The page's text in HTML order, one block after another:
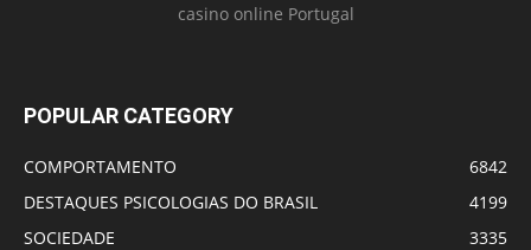
casino online Portugal
POPULAR CATEGORY
COMPORTAMENTO
6842
DESTAQUES PSICOLOGIAS DO BRASIL
4199
SOCIEDADE
3335